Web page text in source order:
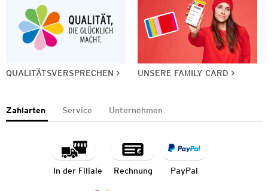
QUALITÄTSVERSPRECHEN UNSERE FAMILY CARD
Zahlarten Service Unternehmen
In der Filiale Rechnung PayPal